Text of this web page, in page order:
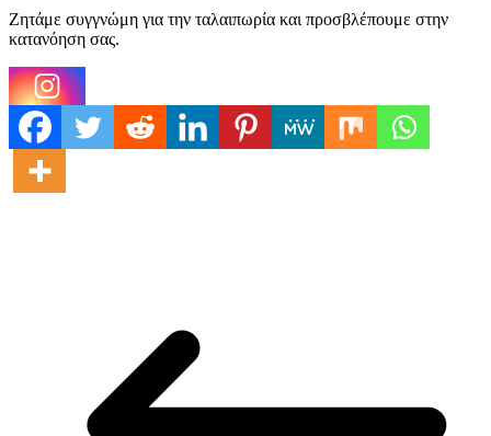
Ζητάμε συγγνώμη για την ταλαιπωρία και προσβλέπουμε στην
κατανόηση σας.